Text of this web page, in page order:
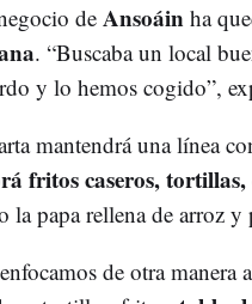
de Ansoáinha
. “Buscaba un local
y lo hemos cogido”,
mantendrá una línea
fritos caseros,
la papa rellena de arroz
de otra manera